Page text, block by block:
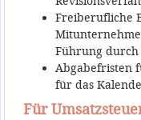
Freiberufliche
Führung
Abgabefristen
für das
Für